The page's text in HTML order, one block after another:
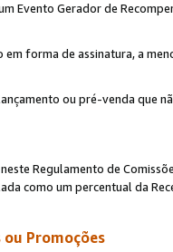
Evento Gerador de
forma de assinatura, a
ou pré-venda que
Regulamento de
como um percentual da
ou Promoções